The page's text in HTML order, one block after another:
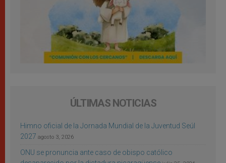
ÚLTIMAS NOTICIAS
Himno oficial de la Jornada Mundial de la Juventud Seúl
2027 agosto 3, 2026
ONU se pronuncia ante caso de obispo católico